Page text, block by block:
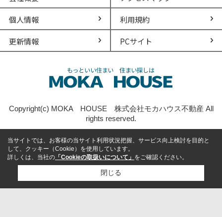
個人情報 利用規約
更新情報 PCサイト
Copyright(c) MOKA HOUSE 株式会社モカハウス不動産 All
rights reserved.
当サイトでは、お客様の当サイト利用状況把握、サービス向上検討を目的と
して、クッキー（Cookie）を使用しています。
詳しくは、当社の 「Cookieの取扱いについて」 をご確認ください。
閉じる